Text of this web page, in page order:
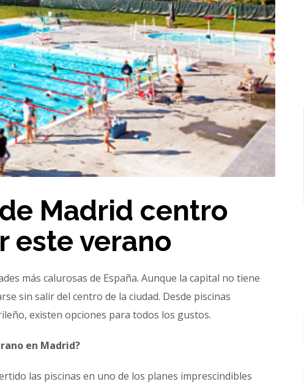
Madrid centro
este verano
más calurosas de España. Aunque la capital no tiene
sin salir del centro de la ciudad. Desde piscinas
existen opciones para todos los gustos.
en Madrid?
las piscinas en uno de los planes imprescindibles